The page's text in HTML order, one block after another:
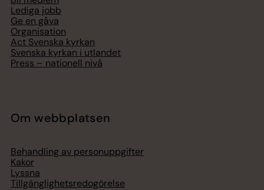
Lediga jobb
Ge en gåva
Organisation
Act Svenska kyrkan
Svenska kyrkan i utlandet
Press – nationell nivå
Om webbplatsen
Behandling av personuppgifter
Kakor
Lyssna
Tillgänglighetsredogörelse